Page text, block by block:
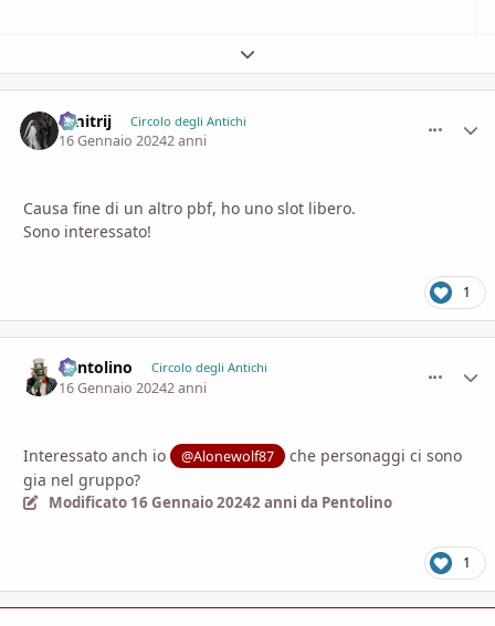
Espandi panoramica del topic
Dmitrij Circolo degli Antichi
16 Gennaio 20242 anni
Causa fine di un altro pbf, ho uno slot libero.
Sono interessato!
1
Pentolino Circolo degli Antichi
16 Gennaio 20242 anni
Interessato anch io @Alonewolf87
che personaggi ci sono
gia nel gruppo?
Modificato 16 Gennaio 20242 anni da Pentolino
1